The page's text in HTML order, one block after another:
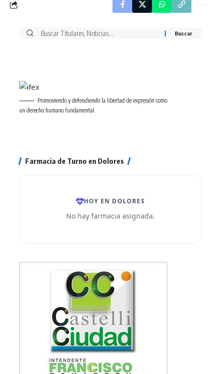
Buscar
Promoviendo y defendiendo la libertad de expresión como
un derecho humano fundamental.
Farmacia de Turno en Dolores